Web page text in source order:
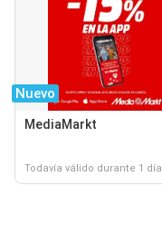
Nuevo
MediaMarkt
Todavía válido durante 1 día